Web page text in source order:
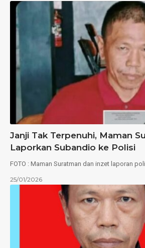
Janji Tak Terpenuhi, Maman
Laporkan Subandio ke Polisi
FOTO : Maman Suratman dan inzet laporan
25/01/2026